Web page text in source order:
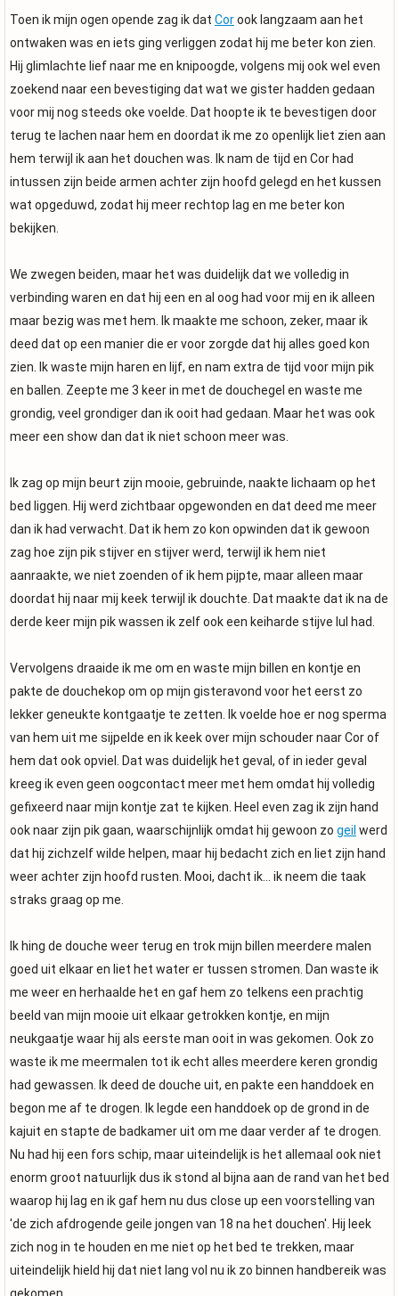
Toen ik mijn ogen opende zag ik dat Corook langzaam aan het
ontwaken was en iets ging verliggen zodat hij me beter kon zien.
Hij glimlachte lief naar me en knipoogde, volgens mij ook wel even
zoekend naar een bevestiging dat wat we gister hadden gedaan
voor mij nog steeds oke voelde. Dat hoopte ik te bevestigen door
terug te lachen naar hem en doordat ik me zo openlijk liet zien aan
hem terwijl ik aan het douchen was. Ik nam de tijd en Cor had
intussen zijn beide armen achter zijn hoofd gelegd en het kussen
wat opgeduwd, zodat hij meer rechtop lag en me beter kon
bekijken.
We zwegen beiden, maar het was duidelijk dat we volledig in
verbinding waren en dat hij een en al oog had voor mij en ik alleen
maar bezig was met hem. Ik maakte me schoon, zeker, maar ik
deed dat op een manier die er voor zorgde dat hij alles goed kon
zien. Ik waste mijn haren en lijf, en nam extra de tijd voor mijn pik
en ballen. Zeepte me 3 keer in met de douchegel en waste me
grondig, veel grondiger dan ik ooit had gedaan. Maar het was ook
meer een show dan dat ik niet schoon meer was.
Ik zag op mijn beurt zijn mooie, gebruinde, naakte lichaam op het
bed liggen. Hij werd zichtbaar opgewonden en dat deed me meer
dan ik had verwacht. Dat ik hem zo kon opwinden dat ik gewoon
zag hoe zijn pik stijver en stijver werd, terwijl ik hem niet
aanraakte, we niet zoenden of ik hem pijpte, maar alleen maar
doordat hij naar mij keek terwijl ik douchte. Dat maakte dat ik na de
derde keer mijn pik wassen ik zelf ook een keiharde stijve lul had.
Vervolgens draaide ik me om en waste mijn billen en kontje en
pakte de douchekop om op mijn gisteravond voor het eerst zo
lekker geneukte kontgaatje te zetten. Ik voelde hoe er nog sperma
van hem uit me sijpelde en ik keek over mijn schouder naar Cor of
hem dat ook opviel. Dat was duidelijk het geval, of in ieder geval
kreeg ik even geen oogcontact meer met hem omdat hij volledig
gefixeerd naar mijn kontje zat te kijken. Heel even zag ik zijn hand
ook naar zijn pik gaan, waarschijnlijk omdat hij gewoon zo geil werd
dat hij zichzelf wilde helpen, maar hij bedacht zich en liet zijn hand
weer achter zijn hoofd rusten. Mooi, dacht ik... ik neem die taak
straks graag op me.
Ik hing de douche weer terug en trok mijn billen meerdere malen
goed uit elkaar en liet het water er tussen stromen. Dan waste ik
me weer en herhaalde het en gaf hem zo telkens een prachtig
beeld van mijn mooie uit elkaar getrokken kontje, en mijn
neukgaatje waar hij als eerste man ooit in was gekomen. Ook zo
waste ik me meermalen tot ik echt alles meerdere keren grondig
had gewassen. Ik deed de douche uit, en pakte een handdoek en
begon me af te drogen. Ik legde een handdoek op de grond in de
kajuit en stapte de badkamer uit om me daar verder af te drogen.
Nu had hij een fors schip, maar uiteindelijk is het allemaal ook niet
enorm groot natuurlijk dus ik stond al bijna aan de rand van het bed
waarop hij lag en ik gaf hem nu dus close up een voorstelling van
'de zich afdrogende geile jongen van 18 na het douchen'. Hij leek
zich nog in te houden en me niet op het bed te trekken, maar
uiteindelijk hield hij dat niet lang vol nu ik zo binnen handbereik was